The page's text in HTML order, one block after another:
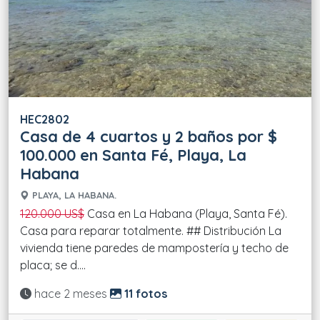
HEC2802
Casa de 4 cuartos y 2 baños por $
100.000 en Santa Fé, Playa, La
Habana
PLAYA, LA HABANA.
120.000 US$ Casa en La Habana (Playa, Santa Fé).
Casa para reparar totalmente. ## Distribución La
vivienda tiene paredes de mampostería y techo de
placa; se d....
Actualizado:
hace 2 meses 11 fotos